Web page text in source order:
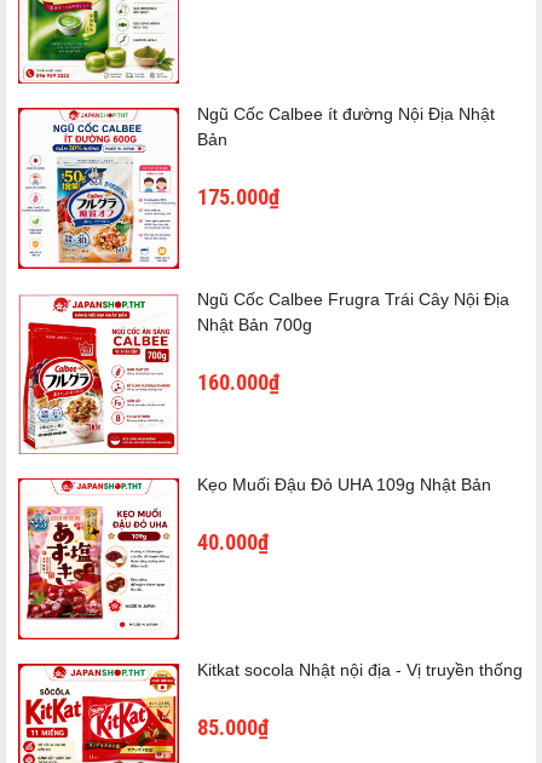
⭐ Công thức chuẩn Morinaga Nhật Bản
⭐ Bánh nở đều, mềm xốp, thơm ngon
⭐ Dễ dàng kết hợp với trái cây, socola, kem tươi, mật ong
⭐ Nguyên liệu an toàn, chất lượng cao
Thông tin sản phẩm
Thương hiệu: Morinaga
Ngũ Cốc Calbee ít đường Nội Địa Nhật
Bản
175.000₫
Ngũ Cốc Calbee Frugra Trái Cây Nội Địa
Nhật Bản 700g
160.000₫
Kẹo Muối Đậu Đỏ UHA 109g Nhật Bản
40.000₫
Kitkat socola Nhật nội địa - Vị truyền thống
85.000₫